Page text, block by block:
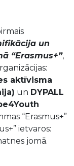
un
“Erasmus+”,
aktīvisma
un DYPALL
“Erasmus+”
ietvaros:
jomā.